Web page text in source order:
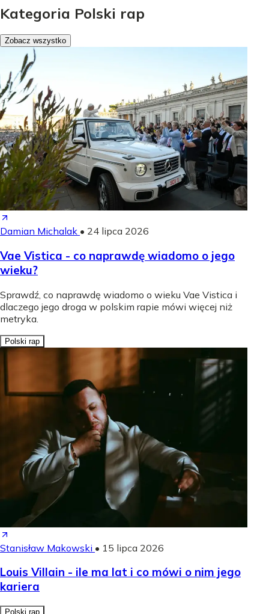
Kategoria Polski rap
Zobacz wszystko
Damian Michalak • 24 lipca 2026
Vae Vistica - co naprawdę wiadomo o jego
wieku?
Sprawdź, co naprawdę wiadomo o wieku Vae Vistica i
dlaczego jego droga w polskim rapie mówi więcej niż
metryka.
Polski rap
Stanisław Makowski • 15 lipca 2026
Louis Villain - ile ma lat i co mówi o nim jego
kariera
Polski rap